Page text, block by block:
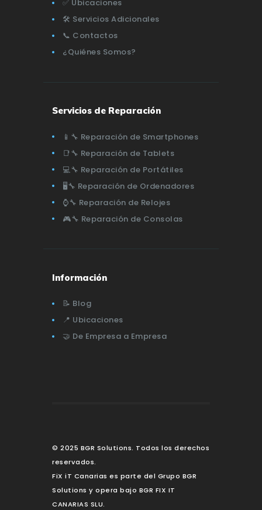
✅ Ubicaciones
🛠️ Servicios Adicionales
📞 Contactos
¿Quiénes Somos?
Servicios de Reparación
📱🔧 Reparación de Smartphones
📑🔧 Reparación de Tablets
💻🔧 Reparación de Portátiles
🖥️🔧 Reparación de Ordenadores
⌚🔧 Reparación de Relojes
🎮🔧 Reparación de Consolas
Información
📝 Blog
📍 Ubicaciones
🤝 De Empresa a Empresa
© 2025 BGR Solutions. Todos los derechos
reservados.
FiX iT Canarias es parte del Grupo BGR
Solutions y opera bajo BGR FIX IT
CANARIAS SLU.